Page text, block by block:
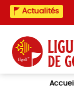
Actualités
Accueil